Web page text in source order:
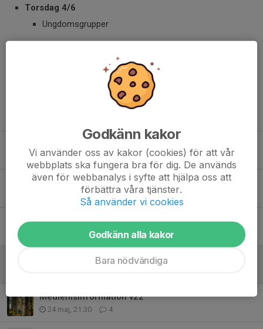
Torsdag 4/6
Ungdomsgrupper
2 aug, 20:25 0
Medlemsinformation v25
15 jun, 07:46 0
Medlemsinformation v24
0
Medlemsinformation v23
Medlemsinformation v22
24 maj, 21:30 4
Godkänn kakor
Vi använder oss av kakor (cookies) för att vår
webbplats ska fungera bra för dig. De används
även för webbanalys i syfte att hjälpa oss att
förbättra våra tjänster.
Så använder vi cookies
Godkänn alla kakor
Bara nödvändiga